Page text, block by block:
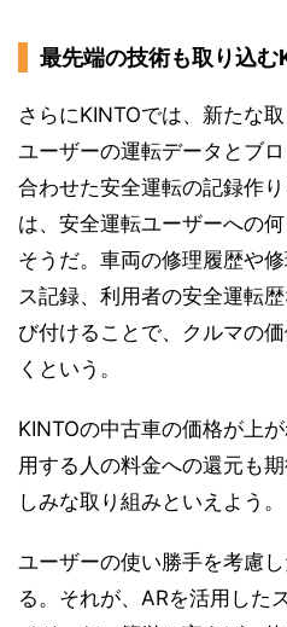
最先端の技術も取り込む
さらにKINTOでは、新たな
ユーザーの運転データとブ
合わせた安全運転の記録作
は、安全運転ユーザーへの
そうだ。車両の修理履歴や
ス記録、利用者の安全運転
び付けることで、クルマの
くという。
KINTOの中古車の価格が上
用する人の料金への還元も
しみな取り組みといえよう。
ユーザーの使い勝手を考慮
る。それが、ARを活用した